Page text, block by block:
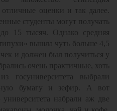
оценки и так далее.
студенты могут получать
15 тысяч. Однако средняя
вышла чуть больше 4,5
и должен был получиться у
очень практичные, хоть
госуниверситета выбрали
бумагу и зефир. А вот
набрали аж две